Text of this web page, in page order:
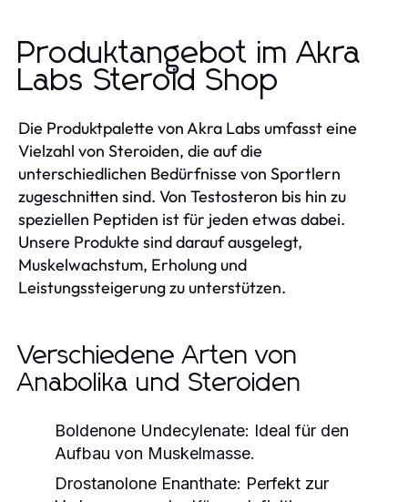
Produktangebot im Akra
Labs Steroid Shop
Die Produktpalette von Akra Labs umfasst eine
Vielzahl von Steroiden, die auf die
unterschiedlichen Bedürfnisse von Sportlern
zugeschnitten sind. Von Testosteron bis hin zu
speziellen Peptiden ist für jeden etwas dabei.
Unsere Produkte sind darauf ausgelegt,
Muskelwachstum, Erholung und
Leistungssteigerung zu unterstützen.
Verschiedene Arten von
Anabolika und Steroiden
Boldenone Undecylenate: Ideal für den
Aufbau von Muskelmasse.
Drostanolone Enanthate: Perfekt zur